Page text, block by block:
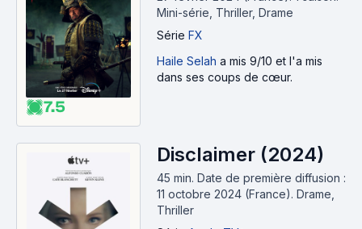
7.5
Mini-série, Thriller, Drame
Série FX
Haile Selah a mis 9/10 et l'a mis
dans ses coups de cœur.
Disclaimer (2024)
45 min. Date de première diffusion :
11 octobre 2024 (France). Drame,
Thriller